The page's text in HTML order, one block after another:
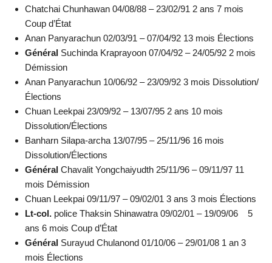
Chatchai Chunhawan 04/08/88 – 23/02/91 2 ans 7 mois
Coup d’État
Anan Panyarachun 02/03/91 – 07/04/92 13 mois Élections
Général Suchinda Kraprayoon 07/04/92 – 24/05/92 2 mois
Démission
Anan Panyarachun 10/06/92 – 23/09/92 3 mois Dissolution/
Élections
Chuan Leekpai 23/09/92 – 13/07/95 2 ans 10 mois
Dissolution/Élections
Banharn Silapa-archa 13/07/95 – 25/11/96 16 mois
Dissolution/Élections
Général Chavalit Yongchaiyudth 25/11/96 – 09/11/97 11
mois Démission
Chuan Leekpai 09/11/97 – 09/02/01 3 ans 3 mois Élections
Lt-col. police Thaksin Shinawatra 09/02/01 – 19/09/06 5
ans 6 mois Coup d’État
Général Surayud Chulanond 01/10/06 – 29/01/08 1 an 3
mois Élections